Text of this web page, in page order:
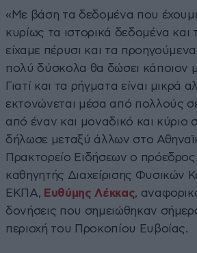
«Με βάση τα δεδομένα που
κυρίως τα ιστορικά δεδομένα και
είχαμε πέρυσι και τα
πολύ δύσκολα θα δώσει κάποιον
Γιατί και τα ρήγματα είναι μικρά
εκτονώνεται μέσα από πολλούς
από έναν και μοναδικό και κύριο
δήλωσε μεταξύ άλλων στο
Πρακτορείο Ειδήσεων ο
καθηγητής Διαχείρισης Φυσικών
ΕΚΠΑ, Ευθύμης Λέκκας,
δονήσεις που σημειώθηκαν
περιοχή του Προκοπίου Ευβοίας.